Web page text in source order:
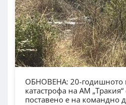
ОБНОВЕНА: 20-годишното
катастрофа на АМ
поставено е на командно